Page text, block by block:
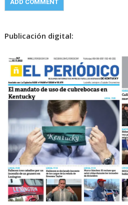
Publicación digital: